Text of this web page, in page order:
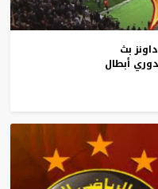
داونز بث
دوري أبطال